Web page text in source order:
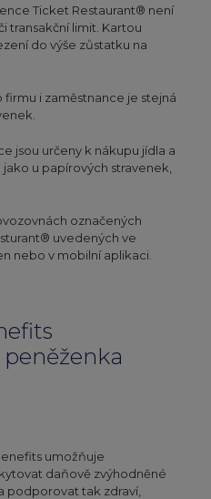
Ticket Restaurant® není
transakční limit. Kartou
do výše zůstatku na
i zaměstnance je stejná
jsou určeny k nákupu jídla a
u papírových stravenek,
označených
uvedených ve
nebo v mobilní aplikaci.
umožňuje
daňově zvýhodněné
podporovat tak zdraví,